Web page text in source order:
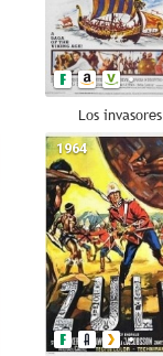
Los invasores
1964